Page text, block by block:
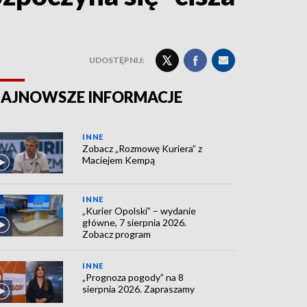
UDOSTĘPNIJ:
INFORMACJE
INNE
Zobacz „Rozmowę Kuriera” z
Maciejem Kempą
INNE
„Kurier Opolski” – wydanie
główne, 7 sierpnia 2026.
Zobacz program
INNE
„Prognoza pogody” na 8
sierpnia 2026. Zapraszamy